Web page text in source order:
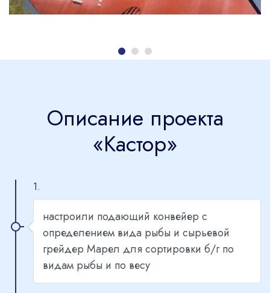
Описание проекта
«Кастор»
1.
настроили подающий конвейер с
определением вида рыбы и сырьевой
грейдер Марел для сортировки б/г по
видам рыбы и по весу